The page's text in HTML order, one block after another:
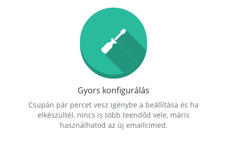
Gyors konfigurálás
Csupán pár percet vesz igénybe a beállítása és ha
elkészültél, nincs is több teendőd vele, máris
használhatod az új emailcímed.